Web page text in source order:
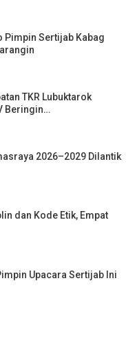
Pimpin Sertijab Kabag
TKR Lubuktarok
Beringin…
2026–2029 Dilantik
dan Kode Etik, Empat
Upacara Sertijab Ini